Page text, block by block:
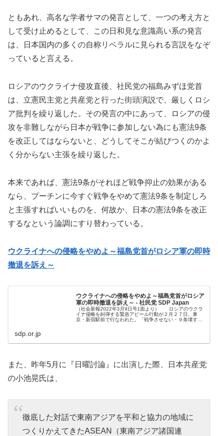
ともあれ、高名な学者サマの発言として、一つの考え方と
して受け止めるとして、この日和見な意識高い系の発言
は、日本国内の多くの自称リベラルに見られる言説をなぞ
っていると言える。
ロシアのウクライナ侵攻直後、社民党の福島みずほ党首
は、立憲民主党と共産党と行った街頭演説で、厳しくロシ
ア批判を繰り返した。その発言の中にあって、ロシアの侵
攻を非難しながら日本が戦争に参加しない為にも憲法9条
を改正してはならないと、どうしてそこが結びつくのかよ
く分からない主張を繰り返した。
本来であれば、憲法9条がそれほど戦争抑止の効果がある
なら、プーチンに今すぐ戦争をやめて憲法9条を制定しろ
と主張すればいいものを、何故か、日本の憲法9条を改正
するなという論調にすり替わっている。
ウクライナへの侵略をやめよ～福島党首がロシア軍の即時
撤退を訴え～
ウクライナへの侵略をやめよ～福島党首がロシア
軍の即時撤退を訴え～ - 社民党 SDP Japan
（社会新報2022年3月9日号1面より） ロシアのウクラ
イナ侵略を糾弾する緊急アピール行動が２月２７日、東
京・新宿駅前で行なわれた。「戦争させない・９条壊す
sdp.or.jp
また、昨年5月に『日曜討論』に出演した際、日本共産党
の小池晃氏は、
徹底した対話で東南アジアを平和と協力の地域に
つくりかえてきたASEAN（東南アジア諸国連